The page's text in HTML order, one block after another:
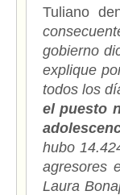
Tuliano
gobierno
explique
todos los
el puesto
hubo
agresores
Laura